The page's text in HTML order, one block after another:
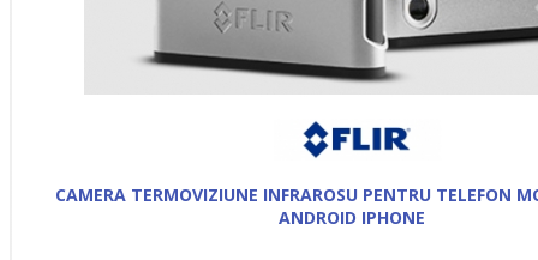
CAMERA TERMOVIZIUNE INFRAROSU PENTRU TELEFON
ANDROID IPHONE